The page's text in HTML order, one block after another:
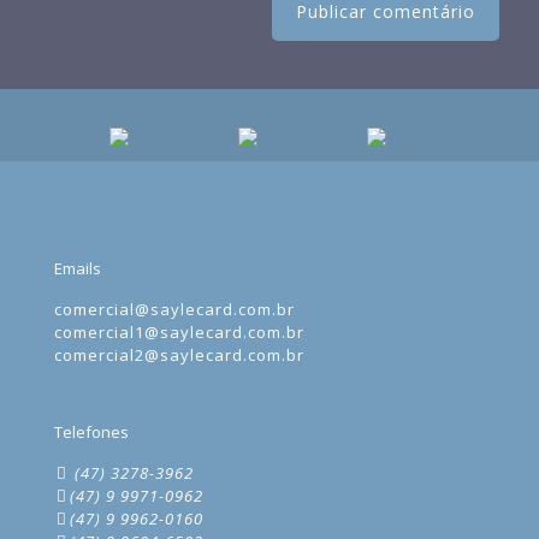
Emails
comercial@saylecard.com.br
comercial1@saylecard.com.br
comercial2@saylecard.com.br
Telefones
(47) 3278-3962
(47) 9 9971-0962
(47) 9 9962-0160